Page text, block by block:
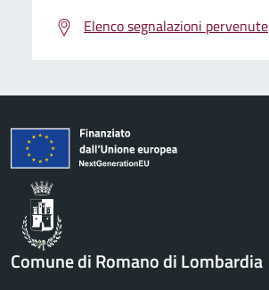
Elenco segnalazioni pervenute
Comune di Romano di Lombardia